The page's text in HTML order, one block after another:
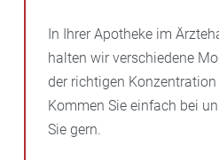
In Ihrer Apotheke im
halten wir verschiedene
der richtigen Konzentration
Kommen Sie einfach bei
Sie gern.